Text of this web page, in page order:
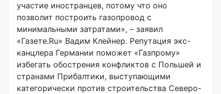
участие иностранцев, потому что оно
позволит построить газопровод с
минимальными затратами», – заявил
«Газете.Ru» Вадим Клейнер. Репутация экс-
канцлера Германии поможет «Газпрому»
избегать обострения конфликтов с Польшей и
странами Прибалтики, выступающими
категорически против строительства Северо-